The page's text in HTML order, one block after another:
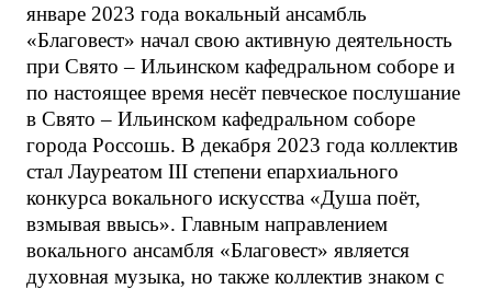
январе 2023 года вокальный ансамбль
«Благовест» начал свою активную деятельность
при Свято – Ильинском кафедральном соборе и
по настоящее время несёт певческое послушание
в Свято – Ильинском кафедральном соборе
города Россошь. В декабря 2023 года коллектив
стал Лауреатом III степени епархиального
конкурса вокального искусства «Душа поёт,
взмывая ввысь». Главным направлением
вокального ансамбля «Благовест» является
духовная музыка, но также коллектив знаком с